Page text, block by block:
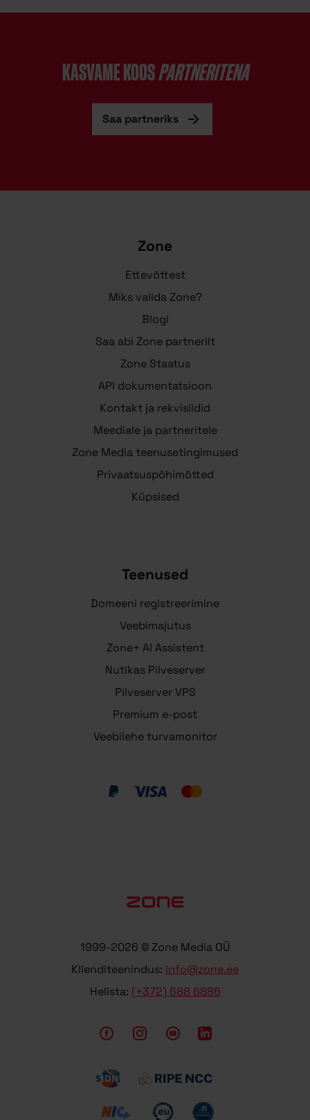
KASVAME KOOSPARTNERITENA
Saa partneriks
1999-2026 © Zone Media OÜ
Klienditeenindus: info@zone.ee
Helista: (+372) 688 6886
Zone
Ettevõttest
Miks valida Zone?
Blogi
Saa abi Zone partnerilt
Zone Staatus
API dokumentatsioon
Kontakt ja rekvisiidid
Meediale ja partneritele
Zone Media teenusetingimused
Privaatsuspõhimõtted
Küpsised
Teenused
Domeeni registreerimine
Veebimajutus
Zone+ AI Assistent
Nutikas Pilveserver
Pilveserver VPS
Premium e-post
Veebilehe turvamonitor